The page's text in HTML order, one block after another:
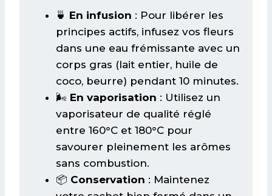
🍵 En infusion : Pour libérer les
principes actifs, infusez vos fleurs
dans une eau frémissante avec un
corps gras (lait entier, huile de
coco, beurre) pendant 10 minutes.
🌬️ En vaporisation : Utilisez un
vaporisateur de qualité réglé
entre 160°C et 180°C pour
savourer pleinement les arômes
sans combustion.
📦 Conservation : Maintenez